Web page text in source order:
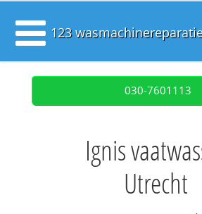
123
030-7601113
Ignis
Utrecht